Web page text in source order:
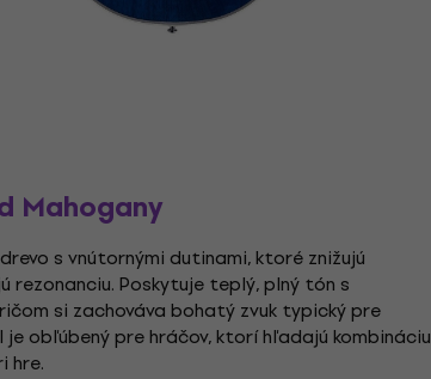
Mahogany
s vnútornými dutinami, ktoré znižujú
Poskytuje teplý, plný tón s
si zachováva bohatý zvuk typický pre
obľúbený pre hráčov, ktorí hľadajú kombináciu
hre.